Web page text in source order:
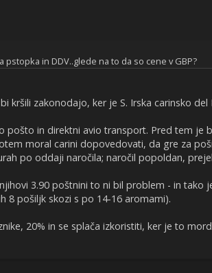
in DDV..glede na to da so cene v GBP?
kršili zakonodajo, ker je S. Irska carinsko del
in direktni avio transport. Pred tem je
moral carini dopovedovati, da gre za
po oddaji naročila; naročil popoldan,
3.90 poštnini to ni bil problem - in tako
8 pošiljk skozi s po 14-16 aromami).
20% in se splača izkoristiti, ker je to